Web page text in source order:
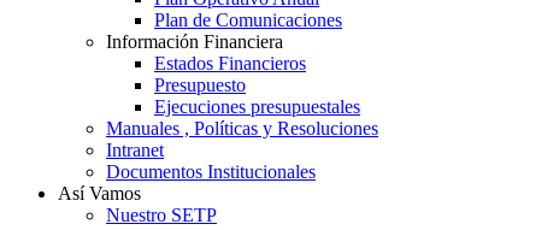
Plan de Comunicaciones
Información Financiera
Estados Financieros
Presupuesto
Ejecuciones presupuestales
Manuales , Políticas y Resoluciones
Intranet
Documentos Institucionales
Así Vamos
Nuestro SETP